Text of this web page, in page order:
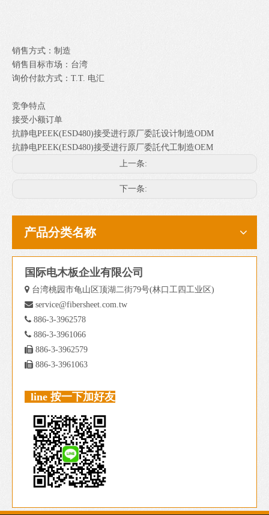
销售方式：制造
销售目标市场：台湾
询价付款方式：T.T. 电汇
竞争特点
接受小额订单
抗静电PEEK(ESD480)接受进行原厂委託设计制造ODM
抗静电PEEK(ESD480)接受进行原厂委託代工制造OEM
上一条:
下一条:
产品分类名称
国际电木板企业有限公司
 台湾桃园市龟山区顶湖二街79号(林口工四工业区)
 service@fibersheet.com.tw
 886-3-3962578
 886-3-3961066
 886-3-3962579
 886-3-3961063
line 按一下加好友